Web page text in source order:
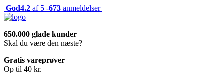
God4.2 af 5 -673 anmeldelser
650.000 glade kunder
Skal du være den næste?
Gratis vareprøver
Op til 40 kr.